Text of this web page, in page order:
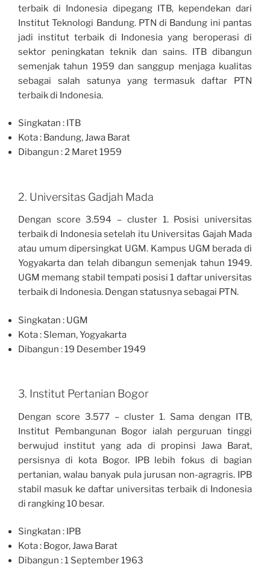
terbaik di Indonesia dipegang ITB, kependekan dari
Institut Teknologi Bandung. PTN di Bandung ini pantas
jadi institut terbaik di Indonesia yang beroperasi di
sektor peningkatan teknik dan sains. ITB dibangun
semenjak tahun 1959 dan sanggup menjaga kualitas
sebagai salah satunya yang termasuk daftar PTN
terbaik di Indonesia.
Singkatan : ITB
Kota : Bandung, Jawa Barat
Dibangun : 2 Maret 1959
2. Universitas Gadjah Mada
Dengan score 3.594 – cluster 1. Posisi universitas
terbaik di Indonesia setelah itu Universitas Gajah Mada
atau umum dipersingkat UGM. Kampus UGM berada di
Yogyakarta dan telah dibangun semenjak tahun 1949.
UGM memang stabil tempati posisi 1 daftar universitas
terbaik di Indonesia. Dengan statusnya sebagai PTN.
Singkatan : UGM
Kota : Sleman, Yogyakarta
Dibangun : 19 Desember 1949
3. Institut Pertanian Bogor
Dengan score 3.577 – cluster 1. Sama dengan ITB,
Institut Pembangunan Bogor ialah perguruan tinggi
berwujud institut yang ada di propinsi Jawa Barat,
persisnya di kota Bogor. IPB lebih fokus di bagian
pertanian, walau banyak pula jurusan non-agragris. IPB
stabil masuk ke daftar universitas terbaik di Indonesia
di rangking 10 besar.
Singkatan : IPB
Kota : Bogor, Jawa Barat
Dibangun : 1 September 1963